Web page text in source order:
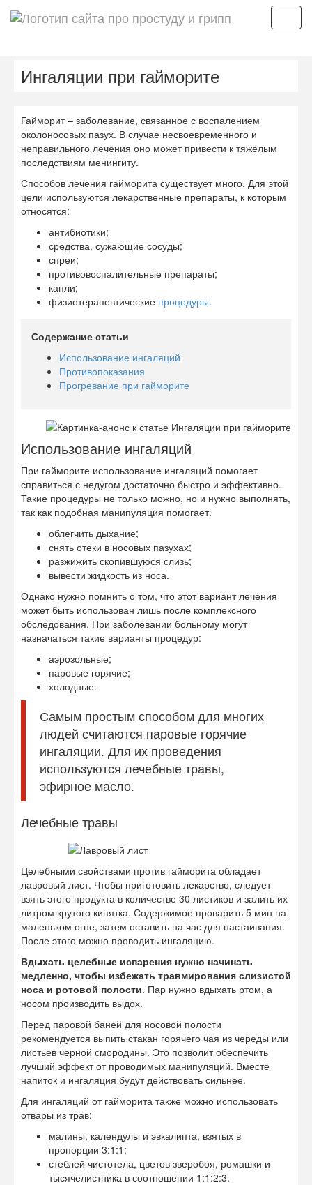
Ингаляции при гайморите
Гайморит – заболевание, связанное с воспалением
околоносовых пазух. В случае несвоевременного и
неправильного лечения оно может привести к тяжелым
последствиям менингиту.
Способов лечения гайморита существует много. Для этой
цели используются лекарственные препараты, к которым
относятся:
антибиотики;
средства, сужающие сосуды;
спреи;
противовоспалительные препараты;
капли;
физиотерапевтические процедуры.
Содержание статьи
Использование ингаляций
Противопоказания
Прогревание при гайморите
Использование ингаляций
При гайморите использование ингаляций помогает
справиться с недугом достаточно быстро и эффективно.
Такие процедуры не только можно, но и нужно выполнять,
так как подобная манипуляция помогает:
облегчить дыхание;
снять отеки в носовых пазухах;
разжижить скопившуюся слизь;
вывести жидкость из носа.
Однако нужно помнить о том, что этот вариант лечения
может быть использован лишь после комплексного
обследования. При заболевании больному могут
назначаться такие варианты процедур:
аэрозольные;
паровые горячие;
холодные.
Самым простым способом для многих
людей считаются паровые горячие
ингаляции. Для их проведения
используются лечебные травы,
эфирное масло.
Лечебные травы
Целебными свойствами против гайморита обладает
лавровый лист. Чтобы приготовить лекарство, следует
взять этого продукта в количестве 30 листиков и залить их
литром крутого кипятка. Содержимое проварить 5 мин на
маленьком огне, затем оставить на час для настаивания.
После этого можно проводить ингаляцию.
Вдыхать целебные испарения нужно начинать
медленно, чтобы избежать травмирования слизистой
носа и ротовой полости. Пар нужно вдыхать ртом, а
носом производить выдох.
Перед паровой баней для носовой полости
рекомендуется выпить стакан горячего чая из череды или
листьев черной смородины. Это позволит обеспечить
лучший эффект от проводимых манипуляций. Вместе
напиток и ингаляция будут действовать сильнее.
Для ингаляций от гайморита также можно использовать
отвары из трав:
малины, календулы и эвкалипта, взятых в
пропорции 3:1:1;
стеблей чистотела, цветов зверобоя, ромашки и
тысячелистника в соотношении 1:1:2:3.